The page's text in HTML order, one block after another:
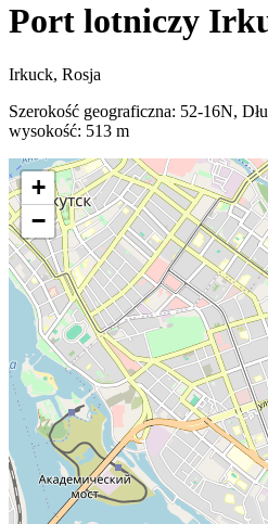
Port lotniczy
Irkuck, Rosja
Szerokość geograficzna: 52-16N,
wysokość: 513 m
+
−